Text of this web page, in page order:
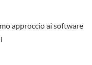
approccio ai software